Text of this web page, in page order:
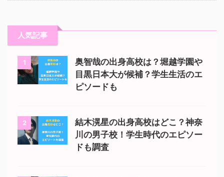
人気記事
1
奥智哉の出身高校は？堀越学園や
目黒日本大が候補？学生生活のエ
ピソードも
2
結木滉星の出身高校はどこ？神奈
川の男子校！学生時代のエピソー
ドも調査